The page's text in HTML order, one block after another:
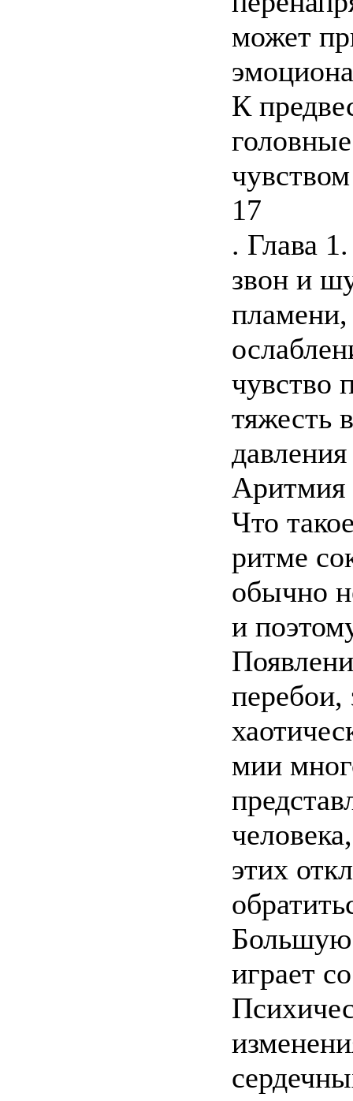
может
К
17
. Глава
звон и
пламени,
чувство
тяжесть
Аритмия
Что
ритме
обычно
и
перебои,
мии
этих
Большую
играет